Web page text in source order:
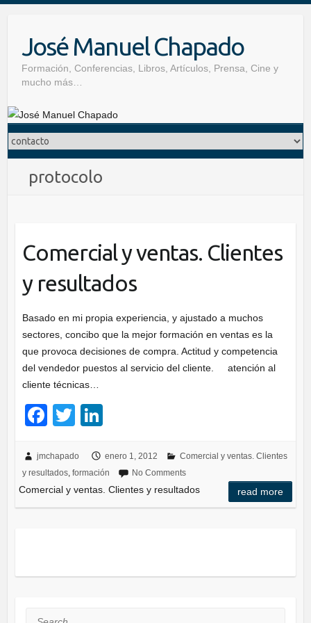
José Manuel Chapado
Formación, Conferencias, Libros, Artículos, Prensa, Cine y
mucho más…
protocolo
Comercial y ventas. Clientes
y resultados
Basado en mi propia experiencia, y ajustado a muchos
sectores, concibo que la mejor formación en ventas es la
que provoca decisiones de compra. Actitud y competencia
del vendedor puestos al servicio del cliente. atención al
cliente técnicas…
F
c
e
b
k
T
tt
er
k
e
dI
jmchapado enero 1, 2012
Comercial y ventas. Clientes
y resultados, formación No Comments
Comercial y ventas. Clientes y resultados read more
Search